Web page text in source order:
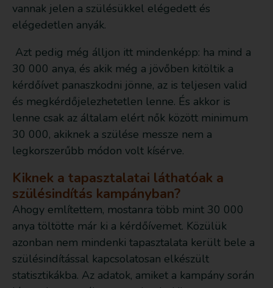
vannak jelen a szülésükkel elégedett és
elégedetlen anyák.
Azt pedig még álljon itt mindenképp: ha mind a
30 000 anya, és akik még a jövőben kitöltik a
kérdőívet panaszkodni jönne, az is teljesen valid
és megkérdőjelezhetetlen lenne. És akkor is
lenne csak az általam elért nők között minimum
30 000, akiknek a szülése messze nem a
legkorszerűbb módon volt kísérve.
Kiknek a tapasztalatai láthatóak a
szülésindítás kampányban?
Ahogy említettem, mostanra több mint 30 000
anya töltötte már ki a kérdőívemet. Közülük
azonban nem mindenki tapasztalata került bele a
szülésindítással kapcsolatosan elkészült
statisztikákba. Az adatok, amiket a kampány során